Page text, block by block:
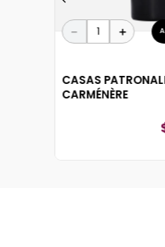
＋
－
CASAS
CARMÉNÈRE